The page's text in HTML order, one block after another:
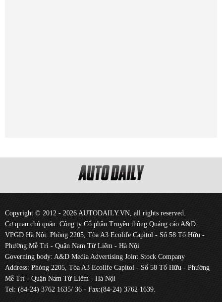
Copyright © 2012 - 2026 AUTODAILY.VN, all rights reserved.
Cơ quan chủ quản: Công ty Cổ phần Truyền thông Quảng cáo A&D.
VPGD Hà Nội: Phòng 2205, Tòa A3 Ecolife Capitol - Số 58 Tố Hữu -
Phường Mễ Trì - Quận Nam Từ Liêm - Hà Nội
Governing body: A&D Media Advertising Joint Stock Company
Address: Phòng 2205, Tòa A3 Ecolife Capitol - Số 58 Tố Hữu - Phường
Mễ Trì - Quận Nam Từ Liêm - Hà Nội
Tel: (84-24) 3762 1635/ 36 - Fax:(84-24) 3762 1639.